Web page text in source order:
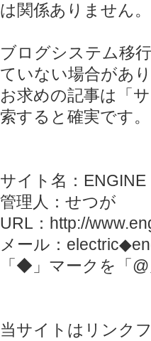
は関係ありません。
ブログシステム移
ていない場合があり
お求めの記事は「
索すると確実です。
サイト名：ENGINE
管理人：せつが
URL：http://
メール：
「◆」マークを「
当サイトはリンク